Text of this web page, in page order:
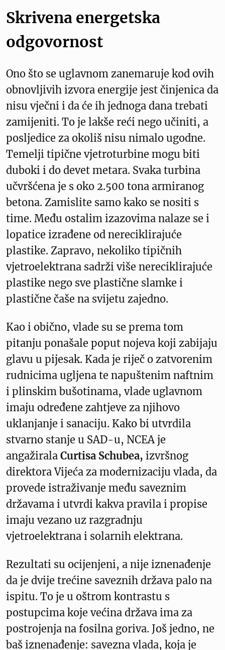
Skrivena energetska
odgovornost
Ono što se uglavnom zanemaruje kod ovih
obnovljivih izvora energije jest činjenica da
nisu vječni i da će ih jednoga dana trebati
zamijeniti. To je lakše reći nego učiniti, a
posljedice za okoliš nisu nimalo ugodne.
Temelji tipične vjetroturbine mogu biti
duboki i do devet metara. Svaka turbina
učvršćena je s oko 2.500 tona armiranog
betona. Zamislite samo kako se nositi s
time. Među ostalim izazovima nalaze se i
lopatice izrađene od nereciklirajuće
plastike. Zapravo, nekoliko tipičnih
vjetroelektrana sadrži više nereciklirajuće
plastike nego sve plastične slamke i
plastične čaše na svijetu zajedno.
Kao i obično, vlade su se prema tom
pitanju ponašale poput nojeva koji zabijaju
glavu u pijesak. Kada je riječ o zatvorenim
rudnicima ugljena te napuštenim naftnim
i plinskim bušotinama, vlade uglavnom
imaju određene zahtjeve za njihovo
uklanjanje i sanaciju. Kako bi utvrdila
stvarno stanje u SAD-u, NCEA je
angažirala Curtisa Schubea, izvršnog
direktora Vijeća za modernizaciju vlada, da
provede istraživanje među saveznim
državama i utvrdi kakva pravila i propise
imaju vezano uz razgradnju
vjetroelektrana i solarnih elektrana.
Rezultati su ocijenjeni, a nije iznenađenje
da je dvije trećine saveznih država palo na
ispitu. To je u oštrom kontrastu s
postupcima koje većina država ima za
postrojenja na fosilna goriva. Još jedno, ne
baš iznenađenje: savezna vlada, koja je